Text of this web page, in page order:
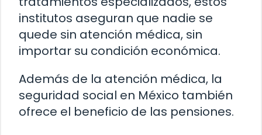
institutos aseguran que nadie se
quede sin atención médica, sin
importar su condición económica.
Además de la atención médica, la
seguridad social en México también
ofrece el beneficio de las pensiones.